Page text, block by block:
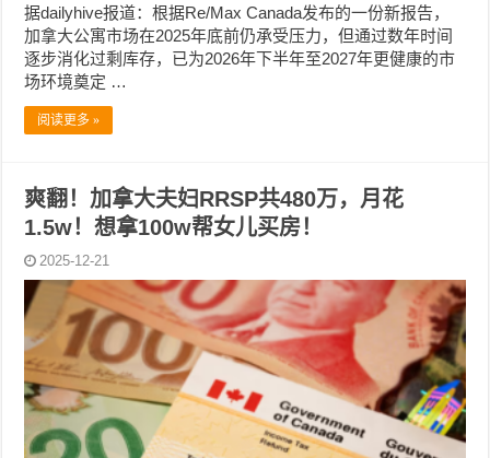
据dailyhive报道：根据Re/Max Canada发布的一份新报告，
加拿大公寓市场在2025年底前仍承受压力，但通过数年时间
逐步消化过剩库存，已为2026年下半年至2027年更健康的市
场环境奠定 …
阅读更多 »
爽翻！加拿大夫妇RRSP共480万，月花
1.5w！想拿100w帮女儿买房！
2025-12-21